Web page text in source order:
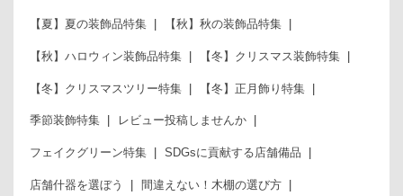
【夏】夏の装飾品特集 【秋】秋の装飾品特集
【秋】ハロウィン装飾品特集 【冬】クリスマス装飾特集
【冬】クリスマスツリー特集 【冬】正月飾り特集
季節装飾特集 レビュー投稿しませんか
フェイクグリーン特集 SDGsに貢献する店舗備品
店舗什器を選ぼう 間違えない！木棚の選び方